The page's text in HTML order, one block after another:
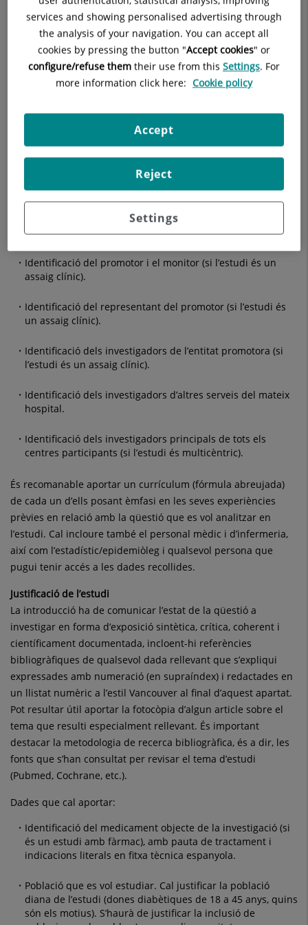
1. Portada (una sola pàgina)
1a. Títol del treball (cal incloure número d’identificació si és
un assaig).
2a. Nom i cognom de l’investigador principal i dels
subinvestigadors.
quals pertanyen)
2. Introducció i justificació de l’estudi (ha de ser l’apartat més
extens, a banda del mètode i els pacients).
En una primera pàgina s’ha d’identificar (amb nom, cognom,
títols universitaris, càrrec i servei/departament) tots els
agents que participen en l’estudi:
Identificació de l’assaig (si l’estudi és un assaig clínic).
Identificació del promotor i el monitor (si l’estudi és un
assaig clínic).
Identificació del representant del promotor (si l’estudi és
un assaig clínic).
Identificació dels investigadors de l’entitat promotora (si
l’estudi és un assaig clínic).
Identificació dels investigadors d’altres serveis del mateix
hospital.
Identificació dels investigadors principals de tots els
centres participants (si l’estudi és multicèntric).
És recomanable aportar un currículum (fórmula abreujada)
de cada un d’ells posant èmfasi en les seves experiències
prèvies en relació amb la qüestió que es vol analitzar en
l’estudi. Cal incloure també el personal mèdic i d’infermeria,
així com l’estadístic/epidemiòleg i qualsevol persona que
pugui tenir accés a les dades recollides.
Justificació de l’estudi
La introducció ha de comunicar l’estat de la qüestió a
investigar en forma d’exposició sintètica, crítica, coherent i
científicament documentada, incloent-hi referències
bibliogràfiques de qualsevol dada rellevant que s’expliqui
expressades amb numeració (en supraíndex) i redactades en
un llistat numèric a l’estil Vancouver al final d’aquest apartat.
Pot resultar útil aportar la fotocòpia d’algun article sobre el
tema que resulti especialment rellevant. És important
destacar la metodologia de recerca bibliogràfica, és a dir, les
fonts que s’han consultat per revisar el tema d’estudi
(Pubmed, Cochrane, etc.).
Dades que cal aportar:
Identificació del medicament objecte de la investigació (si
és un estudi amb fàrmac), amb pauta de tractament i
indicacions literals en fitxa tècnica espanyola.
Població que es vol estudiar. Cal justificar la població
diana de l’estudi (dones diabètiques de 18 a 45 anys, quins
són els motius). S’haurà de justificar la inclusió de
services and showing personalised advertising through
the analysis of your navigation. You can accept all
cookies by pressing the button "Accept cookies" or
configure/refuse them their use from this Settings. For
more information click here: Cookie policy
Settings
Reject
Accept